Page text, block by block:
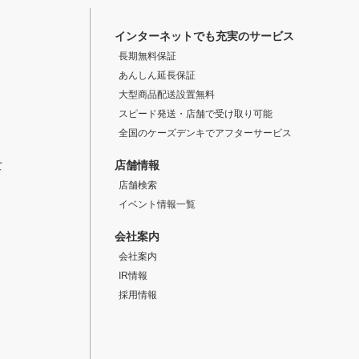
インターネットでも充実のサービス
長期無料保証
あんしん延長保証
大型商品配送設置無料
スピード発送・店舗で受け取り可能
全国のケーズデンキでアフターサービス
店舗情報
店舗検索
イベント情報一覧
会社案内
会社案内
IR情報
採用情報